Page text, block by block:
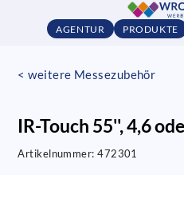
AGENTUR PRODUKTE
< weitere Messezubehör
IR-Touch 55'', 4,6
Artikelnummer:472301